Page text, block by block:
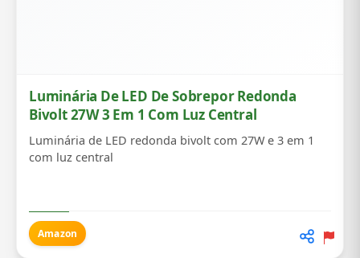
Luminária De LED De Sobrepor Redonda
Bivolt 27W 3 Em 1 Com Luz Central
Luminária de LED redonda bivolt com 27W e 3 em 1
com luz central
Amazon